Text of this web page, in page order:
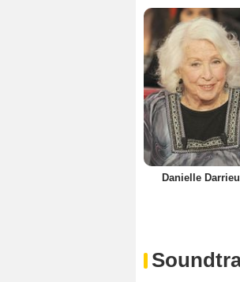
Danielle